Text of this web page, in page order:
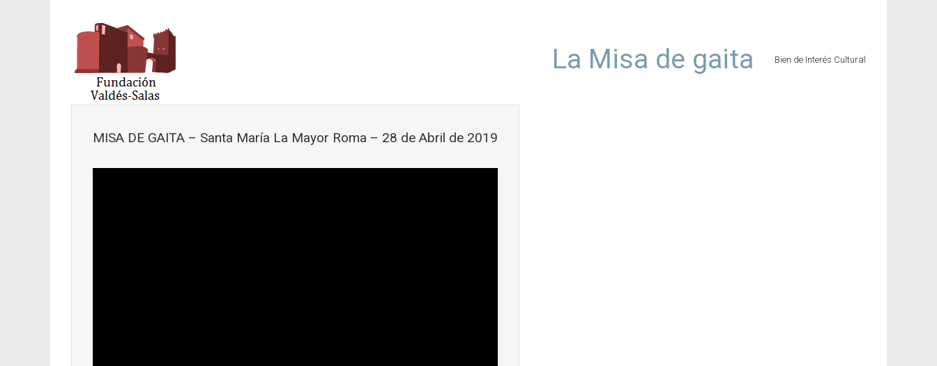
MISA DE GAITA – Santa María La Mayor Roma – 28 de Abril de 2019
La Misa de gaita Bien de Interés Cultural